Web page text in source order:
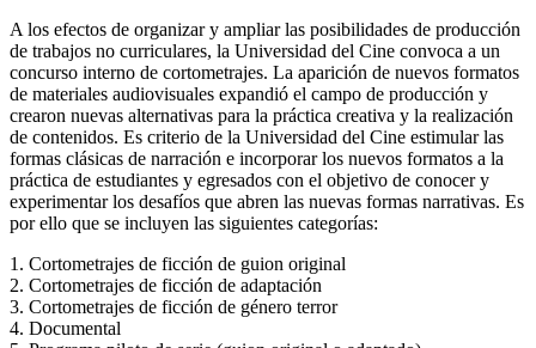
A los efectos de organizar y ampliar las posibilidades de producción
de trabajos no curriculares, la Universidad del Cine convoca a un
concurso interno de cortometrajes. La aparición de nuevos formatos
de materiales audiovisuales expandió el campo de producción y
crearon nuevas alternativas para la práctica creativa y la realización
de contenidos. Es criterio de la Universidad del Cine estimular las
formas clásicas de narración e incorporar los nuevos formatos a la
práctica de estudiantes y egresados con el objetivo de conocer y
experimentar los desafíos que abren las nuevas formas narrativas. Es
por ello que se incluyen las siguientes categorías:
1. Cortometrajes de ficción de guion original
2. Cortometrajes de ficción de adaptación
3. Cortometrajes de ficción de género terror
4. Documental